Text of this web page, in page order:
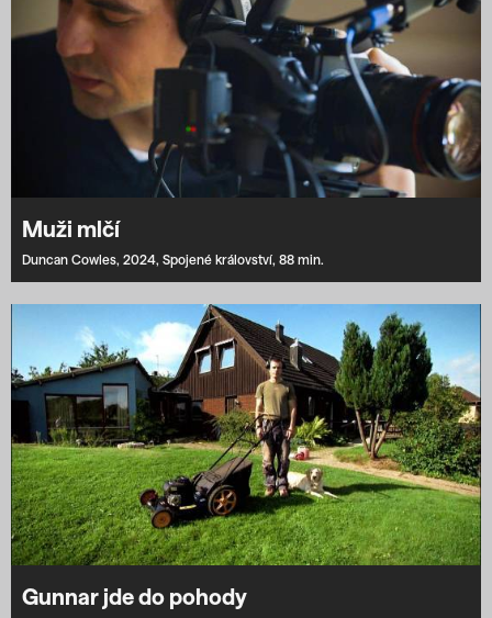
Muži mlčí
Duncan Cowles, 2024, Spojené království, 88 min.
Gunnar jde do pohody